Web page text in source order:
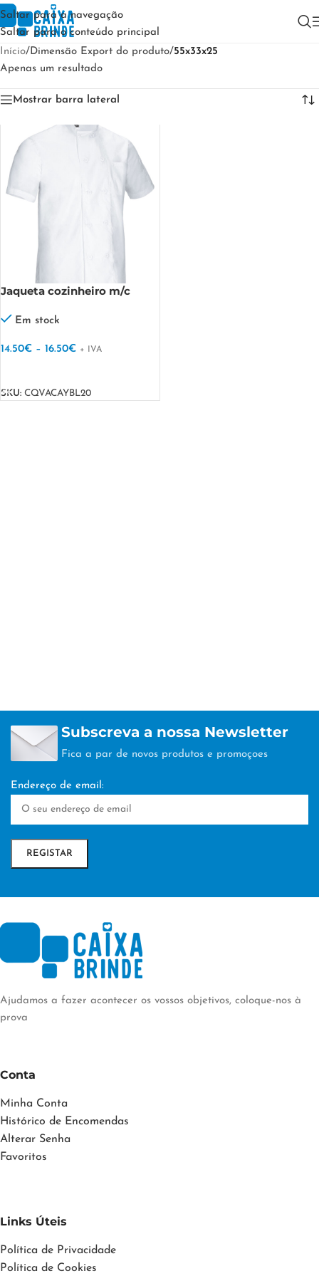
Saltar para a navegação
Saltar para o conteúdo principal
Início/Dimensão Export do produto/55x33x25
Apenas um resultado
Mostrar barra lateral
Jaqueta cozinheiro m/c
Em stock
14.50€ – 16.50€ + IVA
SKU: CQVACAYBL20
Subscreva a nossa Newsletter
Fica a par de novos produtos e promoçoes
Endereço de email:
Ajudamos a fazer acontecer os vossos objetivos, coloque-nos à
prova
Conta
Minha Conta
Histórico de Encomendas
Alterar Senha
Favoritos
Links Úteis
Política de Privacidade
Política de Cookies